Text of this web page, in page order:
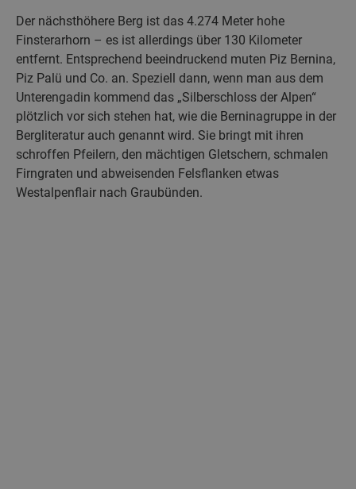
Der nächsthöhere Berg ist das 4.274 Meter hohe
Finsterarhorn – es ist allerdings über 130 Kilometer
entfernt. Entsprechend beeindruckend muten Piz Bernina,
Piz Palü und Co. an. Speziell dann, wenn man aus dem
Unterengadin kommend das „Silberschloss der Alpen“
plötzlich vor sich stehen hat, wie die Berninagruppe in der
Bergliteratur auch genannt wird. Sie bringt mit ihren
schroffen Pfeilern, den mächtigen Gletschern, schmalen
Firngraten und abweisenden Felsflanken etwas
Westalpenflair nach Graubünden.